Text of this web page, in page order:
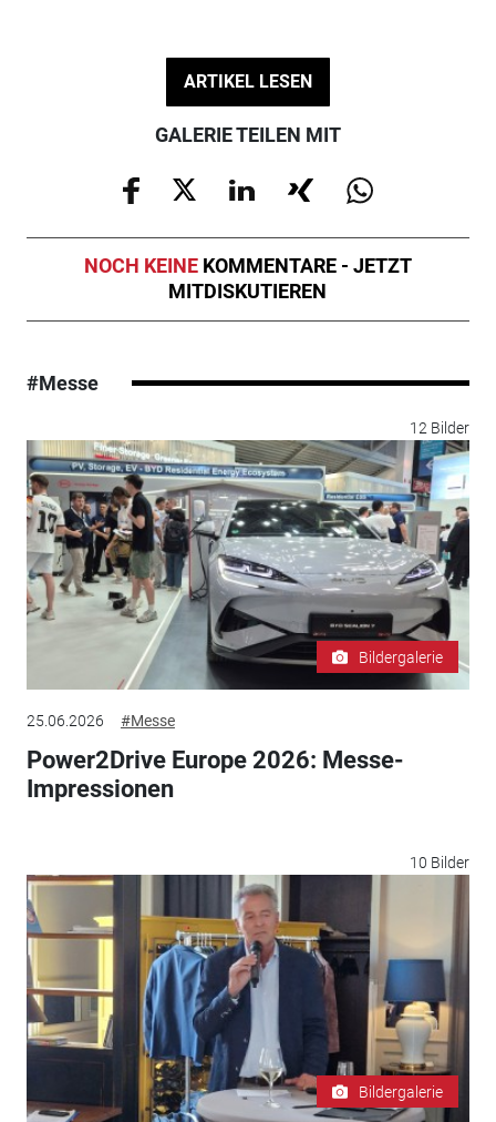
ARTIKEL LESEN
GALERIE TEILEN MIT
NOCH KEINE KOMMENTARE - JETZT
MITDISKUTIEREN
#Messe
12 Bilder
Bildergalerie
25.06.2026 #Messe
Power2Drive Europe 2026: Messe-
Impressionen
10 Bilder
Bildergalerie